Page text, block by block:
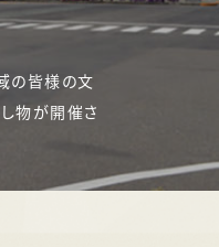
の皆様の文
し物が開催さ